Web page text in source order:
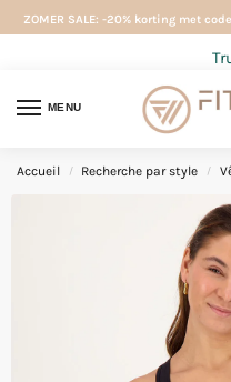
ZOMER SALE: -20% korting met
MENU
Accueil / Recherche par style /